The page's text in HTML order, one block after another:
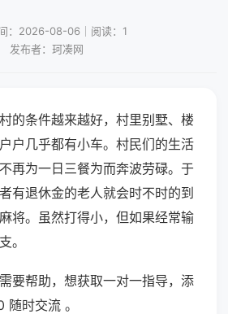
：2026-08-06｜阅读：1
发布者：珂凑网
的条件越来越好，村里别墅、楼
户几乎都有小车。村民们的生活
再为一日三餐为而奔波劳碌。于
有退休金的老人就会时不时的到
将。虽然打得小，但如果经常输
。
要帮助，想获取一对一指导，添
时交流 。